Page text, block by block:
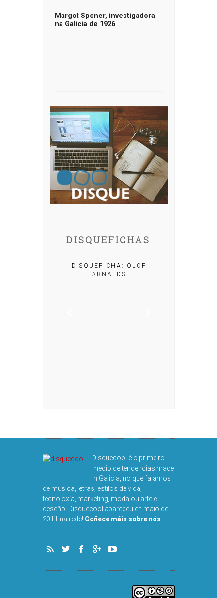
Margot Sponer, investigadora
na Galicia de 1926
DISQUEFICHAS
DISQUEFICHA: ÓLÖF
ARNALDS
Disquecool é o primeiro
medio de tendencias made
in Galicia, no que falamos
de música, letras, estilos de vida,
2011 na rede!
Coñece máis sobre nós